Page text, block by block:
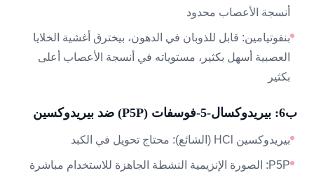
أنسجة الأعصاب محدود
بنفوتيامين: قابل للذوبان في الدهون، بيخترق أغشية الخلايا
العصبية أسهل بكثير، مستوياته في أنسجة الأعصاب أعلى
بكثير
ب6: بيريدوكسال-5-فوسفات (P5P) ضد بيريدوكسين
بيريدوكسين HCl (الشائع): محتاج تحويل في الكبد
P5P: الصورة الإنزيمية النشطة الجاهزة للاستخدام مباشرة